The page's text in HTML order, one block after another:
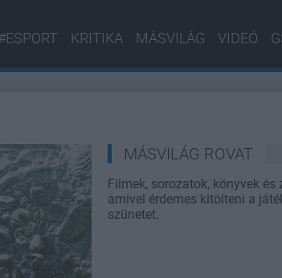
KRITIKA MÁSVILÁG VIDEÓ
MÁSVILÁG ROVAT
Filmek, sorozatok, könyvek és
amivel érdemes kitölteni a
szünetet.